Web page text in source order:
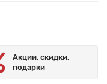
Акции, скидки,
подарки